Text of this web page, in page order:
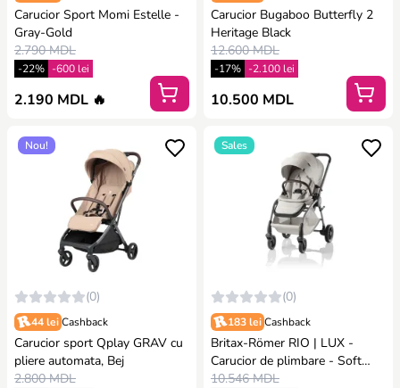
Carucior Sport Momi Estelle -
Gray-Gold
2.790 MDL
-22% -600 lei
2.190 MDL 🔥
Carucior Bugaboo Butterfly 2
Heritage Black
12.600 MDL
-17% -2.100 lei
10.500 MDL
Nou!
(0)
44 lei Cashback
Carucior sport Qplay GRAV cu
pliere automata, Bej
2.800 MDL
Sales
(0)
183 lei Cashback
Britax-Römer RIO | LUX -
Carucior de plimbare - Soft
Taupe
10.546 MDL